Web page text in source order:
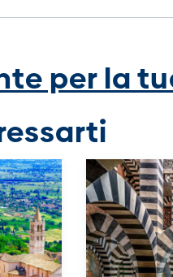
per la